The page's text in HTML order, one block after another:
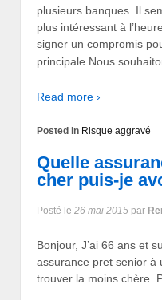
plusieurs banques. Il
plus intéressant à
signer un compromis
principale Nous
Read more ›
Posted in Risque aggravé
Quelle
cher puis-je
Posté le 26 mai 2015 par
Bonjour, J’ai 66 ans et
assurance pret senior à
trouver la moins chère.